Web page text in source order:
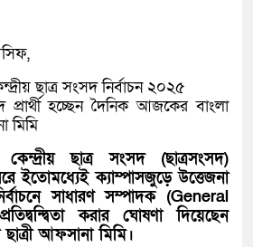
ছাত্র সংসদ নির্বাচন ২০২৫
হচ্ছেন দৈনিক আজকের বাংলা
মিমি
কেন্দ্রীয় ছাত্র সংসদ (ছাত্রসংসদ)
ইতোমধ্যেই ক্যাম্পাসজুড়ে উত্তেজনা
সাধারণ সম্পাদক (General
করার ঘোষণা দিয়েছেন
ছাত্রী আফসানা মিমি।